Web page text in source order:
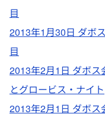
目
2013年1月30日 ダボ
目
2013年2月1日 ダボス
とグロービス・ナイト
2013年2月1日 ダボス